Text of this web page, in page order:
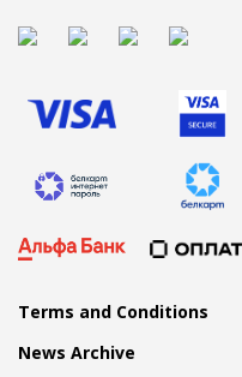
Terms and Conditions
News Archive